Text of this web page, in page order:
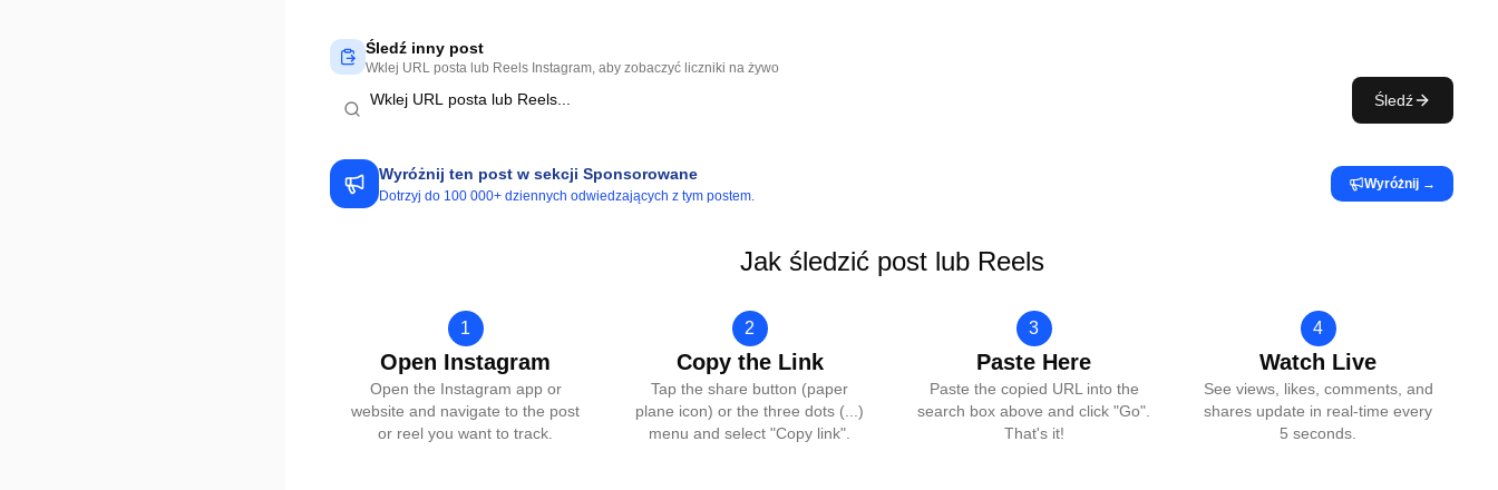
Śledź inny post
Wklej URL posta lub Reels Instagram, aby zobaczyć liczniki na żywo
Śledź
Wyróżnij ten post w sekcji Sponsorowane
Dotrzyj do 100 000+ dziennych odwiedzających z tym postem.
Wyróżnij →
Jak śledzić post lub Reels
1
Open Instagram
Open the Instagram app or
website and navigate to the post
or reel you want to track.
2
Copy the Link
Tap the share button (paper
plane icon) or the three dots (...)
menu and select "Copy link".
3
Paste Here
Paste the copied URL into the
search box above and click "Go".
That's it!
4
Watch Live
See views, likes, comments, and
shares update in real-time every
5 seconds.